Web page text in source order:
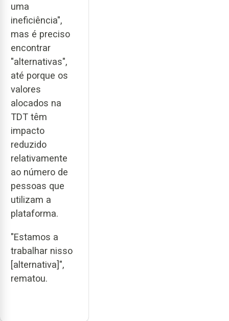
uma
ineficiência",
mas é preciso
encontrar
"alternativas",
até porque os
valores
alocados na
TDT têm
impacto
reduzido
relativamente
ao número de
pessoas que
utilizam a
plataforma.
"Estamos a
trabalhar nisso
[alternativa]",
rematou.